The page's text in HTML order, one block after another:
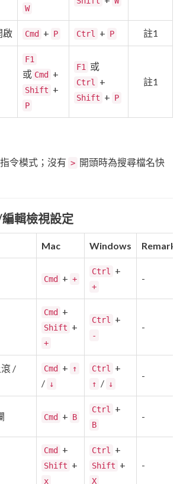
W
啟 Cmd + P Ctrl + P 註1
F1
或 Cmd +
Shift +
P
F1 或
Ctrl +
Shift + P
註1
令模式；沒有 > 開頭時為搜尋檔名快
輯檢視設定
Mac Windows Remark
Cmd + +
Ctrl +
+
-
Cmd +
Shift +
+
Ctrl +
-
-
/
Cmd + ↑
/ ↓
Ctrl +
↑ / ↓
-
Cmd + B
Ctrl +
B
-
Cmd +
Shift +
x
Ctrl +
Shift +
X
-